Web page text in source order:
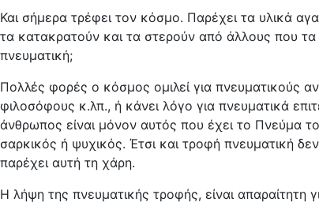
Και σήμερα τρέφει τον κόσμο. Παρέχει τα υλικά
τα κατακρατούν και τα στερούν από άλλους που
πνευματική;
Πολλές φορές ο κόσμος ομιλεί για πνευματικούς
φιλοσόφους κ.λπ., ή κάνει λόγο για πνευματικά
άνθρωπος είναι μόνον αυτός που έχει το Πνεύμα το
σαρκικός ή ψυχικός. Έτσι και τροφή πνευματική
παρέχει αυτή τη χάρη.
Η λήψη της πνευματικής τροφής, είναι